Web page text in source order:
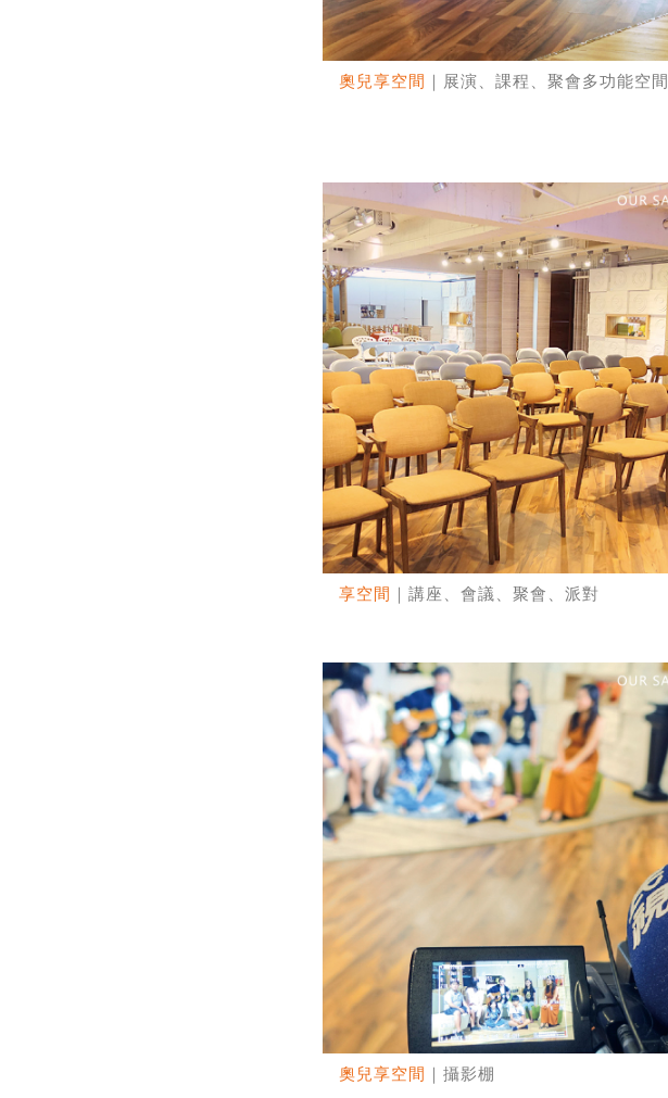
奧兒享空間 ｜展演、課程、聚會多功能空間
享空間 ｜講座、會議、聚會、派對
奧兒享空間 ｜攝影棚